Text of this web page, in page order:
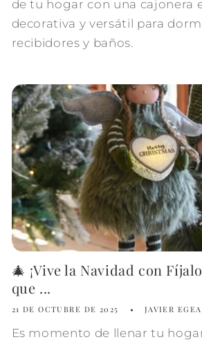
de tu hogar con una cajonera
decorativa y versátil para
recibidores y baños.
🎄 ¡Vive la Navidad con
que ...
21 DE OCTUBRE DE 2025 JAVIER EGEA
Es momento de llenar tu